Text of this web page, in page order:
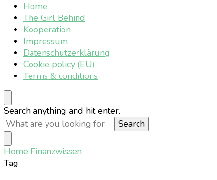
Home
The Girl Behind
Kooperation
Impressum
Datenschutzerklärung
Cookie policy (EU)
Terms & conditions
Looking
for
Something?
Search anything and hit enter.
Home Finanzwissen
Tag